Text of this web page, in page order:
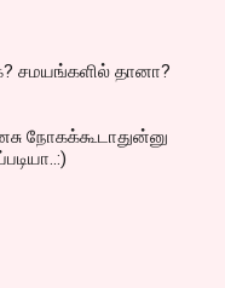
தானா?
நோகக்கூடாதுன்னு